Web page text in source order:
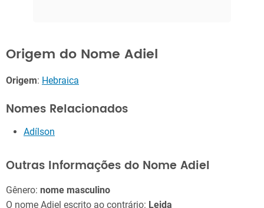
Origem do Nome Adiel
Origem: Hebraica
Nomes Relacionados
Adílson
Outras Informações do Nome Adiel
Gênero: nome masculino
O nome Adiel escrito ao contrário: Leida